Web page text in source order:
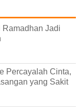
Ramadhan Jadi
Percayalah Cinta,
yang Sakit